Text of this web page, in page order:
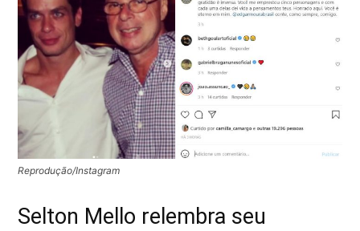
Reprodução/Instagram
Selton Mello relembra seu